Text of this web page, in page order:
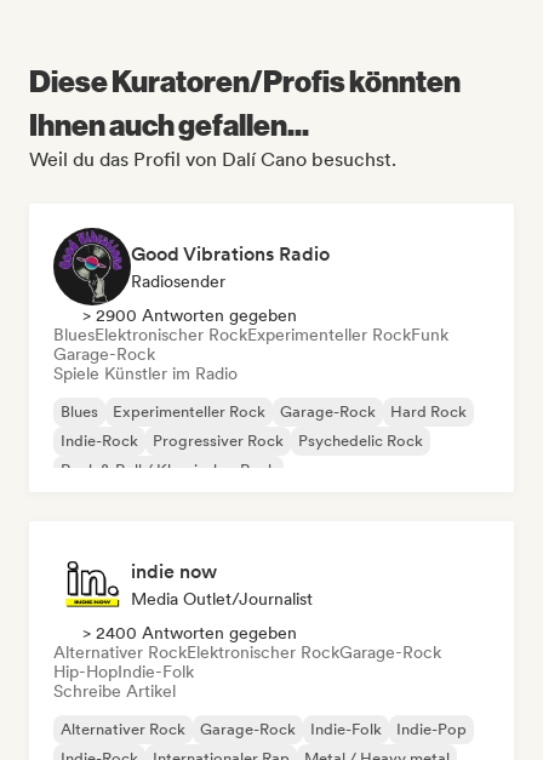
Diese Kuratoren/Profis könnten
Ihnen auch gefallen...
Weil du das Profil von Dalí Cano besuchst.
Good Vibrations Radio
Radiosender
> 2900 Antworten gegeben
BluesElektronischer RockExperimenteller RockFunk
Garage-Rock
Spiele Künstler im Radio
Blues Experimenteller Rock Garage-Rock
Hard Rock
Indie-Rock
Progressiver Rock
Psychedelic Rock
Rock & Roll / Klassischer Rock
indie now
Media Outlet/Journalist
> 2400 Antworten gegeben
Alternativer RockElektronischer RockGarage-Rock
Hip-HopIndie-Folk
Schreibe Artikel
Alternativer Rock Garage-Rock Indie-Folk
Indie-Pop